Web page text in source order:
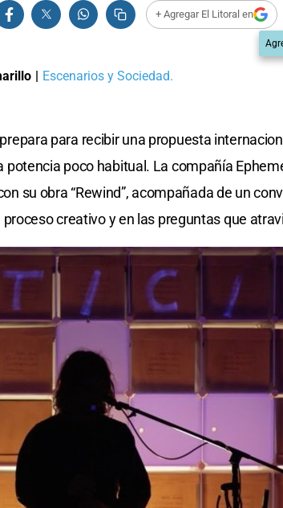
+ Agregar El Litoral en
| Escenarios y Sociedad.
para recibir una propuesta
potencia poco habitual. La compañía
su obra “Rewind”, acompañada de un
creativo y en las preguntas que